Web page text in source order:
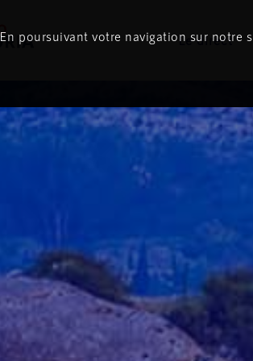
Le direct
En poursuivant votre navigation sur notre